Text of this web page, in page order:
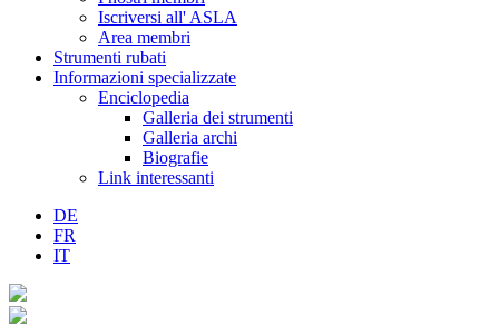
Iscriversi all' ASLA
Area membri
Strumenti rubati
Informazioni specializzate
Enciclopedia
Galleria dei strumenti
Galleria archi
Biografie
Link interessanti
DE
FR
IT